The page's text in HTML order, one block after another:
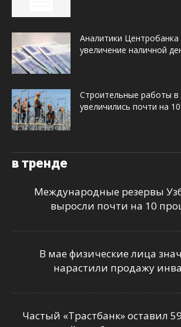
Аналитики
увеличение наличной
Строительные работы в
увеличились почти на
в тренде
Международные резервы
выросли почти на 10
В мае физические лица
нарастили продажу
Частый «Трастбанк» оставил